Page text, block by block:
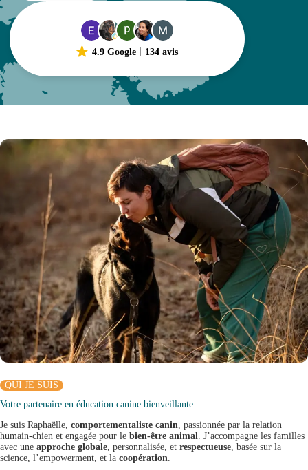
4.9 Google 134 avis
QUI JE SUIS
Votre partenaire en éducation canine bienveillante
Je suis Raphaëlle, comportementaliste canin , passionnée par la relation
humain-chien et engagée pour le bien-être animal
. J’accompagne les familles
avec une approche globale , personnalisée, et respectueuse , basée sur la
science, l’empowerment, et la coopération